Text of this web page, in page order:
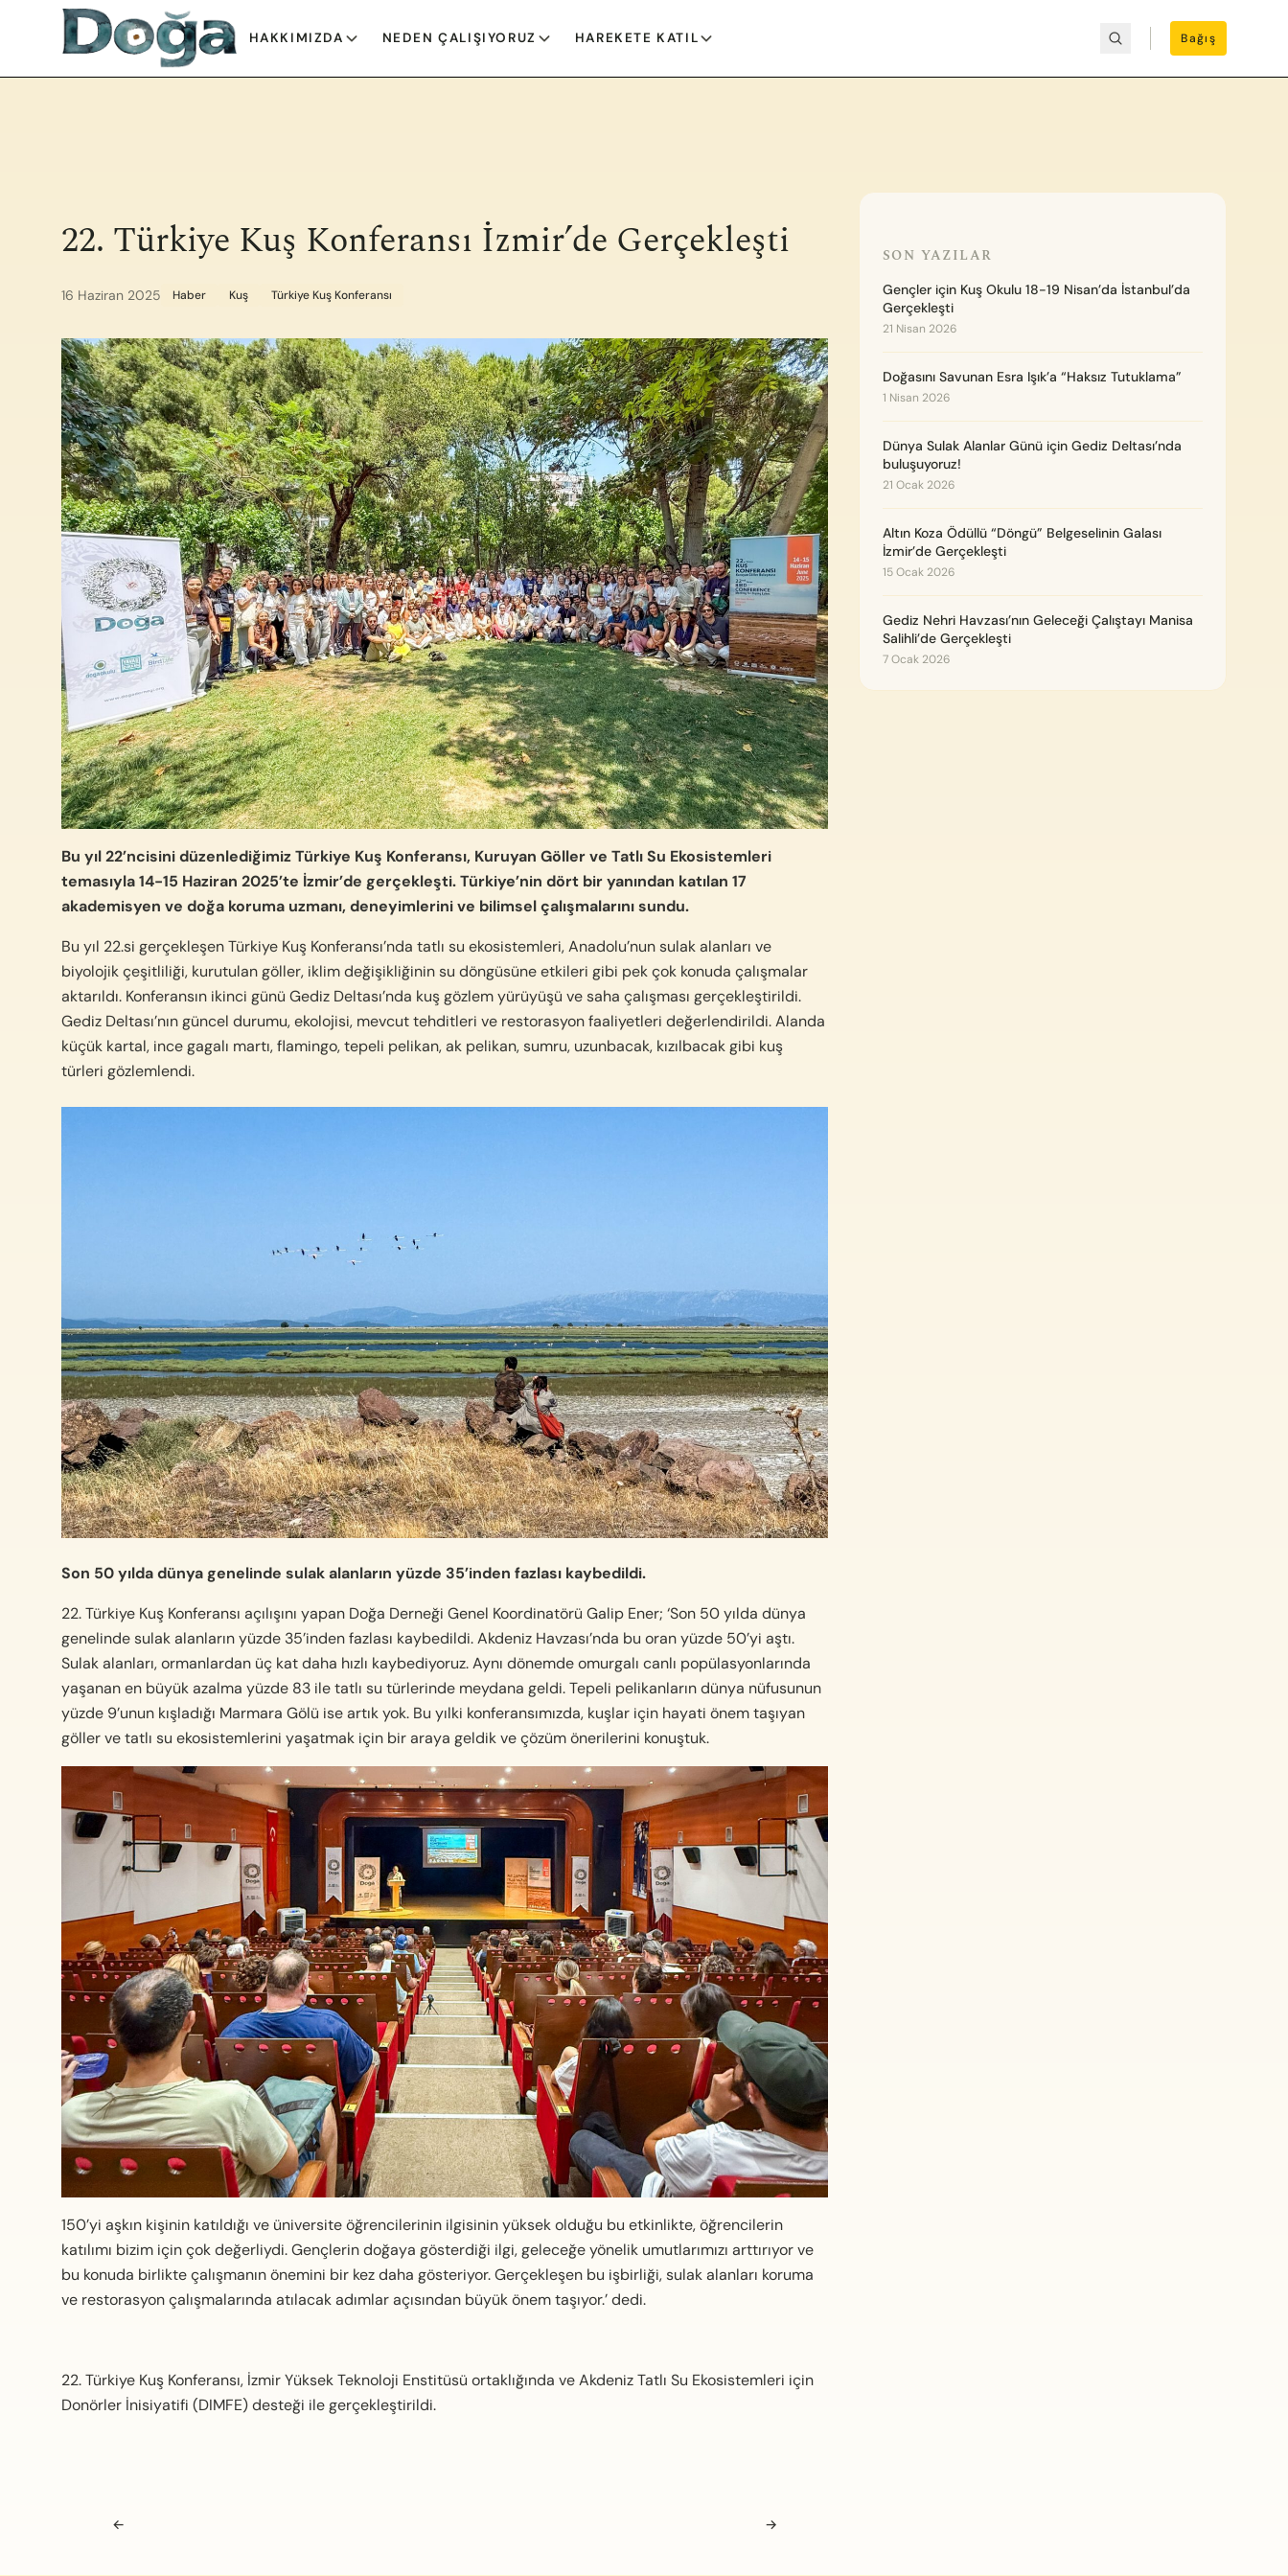
İçeriğe geç
HAKKIMIZDA NEDEN ÇALIŞIYORUZ HAREKETE KATIL Bağış
22. Türkiye Kuş Konferansı İzmir’de Gerçekleşti
16 Haziran 2025 Haber Kuş Türkiye Kuş Konferansı
Bu yıl 22’ncisini düzenlediğimiz Türkiye Kuş Konferansı, Kuruyan Göller ve Tatlı Su Ekosistemleri
temasıyla 14-15 Haziran 2025’te İzmir’de gerçekleşti. Türkiye’nin dört bir yanından katılan 17
akademisyen ve doğa koruma uzmanı, deneyimlerini ve bilimsel çalışmalarını sundu.
Bu yıl 22.si gerçekleşen Türkiye Kuş Konferansı’nda tatlı su ekosistemleri, Anadolu’nun sulak alanları ve
biyolojik çeşitliliği, kurutulan göller, iklim değişikliğinin su döngüsüne etkileri gibi pek çok konuda çalışmalar
aktarıldı. Konferansın ikinci günü Gediz Deltası’nda kuş gözlem yürüyüşü ve saha çalışması gerçekleştirildi.
Gediz Deltası’nın güncel durumu, ekolojisi, mevcut tehditleri ve restorasyon faaliyetleri değerlendirildi. Alanda
küçük kartal, ince gagalı martı, flamingo, tepeli pelikan, ak pelikan, sumru, uzunbacak, kızılbacak gibi kuş
türleri gözlemlendi.
Son 50 yılda dünya genelinde sulak alanların yüzde 35’inden fazlası kaybedildi.
22.Türkiye Kuş Konferansı açılışını yapan Doğa Derneği Genel Koordinatörü Galip Ener; ‘Son 50 yılda dünya
genelinde sulak alanların yüzde 35’inden fazlası kaybedildi. Akdeniz Havzası’nda bu oran yüzde 50’yi aştı.
Sulak alanları, ormanlardan üç kat daha hızlı kaybediyoruz. Aynı dönemde omurgalı canlı popülasyonlarında
yaşanan en büyük azalma yüzde 83 ile tatlı su türlerinde meydana geldi. Tepeli pelikanların dünya nüfusunun
yüzde 9’unun kışladığı Marmara Gölü ise artık yok. Bu yılki konferansımızda, kuşlar için hayati önem taşıyan
göller ve tatlı su ekosistemlerini yaşatmak için bir araya geldik ve çözüm önerilerini konuştuk.
150’yi aşkın kişinin katıldığı ve üniversite öğrencilerinin ilgisinin yüksek olduğu bu etkinlikte, öğrencilerin
katılımı bizim için çok değerliydi. Gençlerin doğaya gösterdiği ilgi, geleceğe yönelik umutlarımızı arttırıyor ve
bu konuda birlikte çalışmanın önemini bir kez daha gösteriyor. Gerçekleşen bu işbirliği, sulak alanları koruma
ve restorasyon çalışmalarında atılacak adımlar açısından büyük önem taşıyor.’ dedi.
22. Türkiye Kuş Konferansı, İzmir Yüksek Teknoloji Enstitüsü ortaklığında ve Akdeniz Tatlı Su Ekosistemleri için
Donörler İnisiyatifi (DIMFE) desteği ile gerçekleştirildi.
Navigasyon sonrası
← →
SON YAZILAR
Gençler için Kuş Okulu 18-19 Nisan’da İstanbul’da
Gerçekleşti
21 Nisan 2026
Doğasını Savunan Esra Işık’a “Haksız Tutuklama”
1 Nisan 2026
Dünya Sulak Alanlar Günü için Gediz Deltası’nda
buluşuyoruz!
21 Ocak 2026
Altın Koza Ödüllü “Döngü” Belgeselinin Galası
İzmir’de Gerçekleşti
15 Ocak 2026
Gediz Nehri Havzası’nın Geleceği Çalıştayı Manisa
Salihli’de Gerçekleşti
7 Ocak 2026